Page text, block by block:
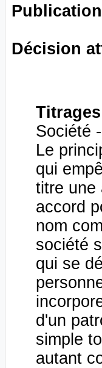
Décision
Société
Le
qui
titre une
accord
nom
société
qui se
d'un
simple
autant